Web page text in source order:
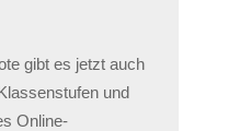
gibt es jetzt auch
und
Online-